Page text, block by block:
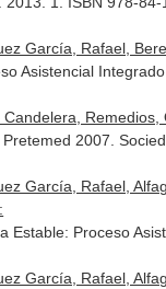
García, Rafael,
Asistencial
Candelera, Remedios,
2007.
García, Rafael,
Estable: Proceso
García, Rafael,